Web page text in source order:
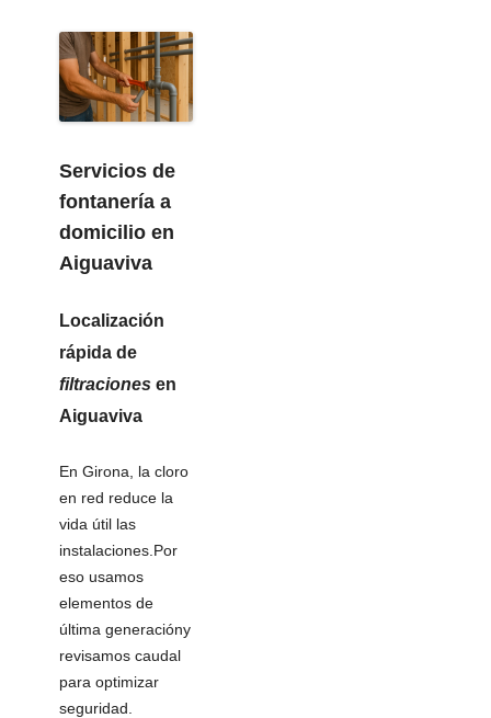
Servicios de
fontanería a
domicilio en
Aiguaviva
Localización
rápida de
filtraciones en
Aiguaviva
En Girona, la cloro
en red reduce la
vida útil las
instalaciones.Por
eso usamos
elementos de
última generacióny
revisamos caudal
para optimizar
seguridad.